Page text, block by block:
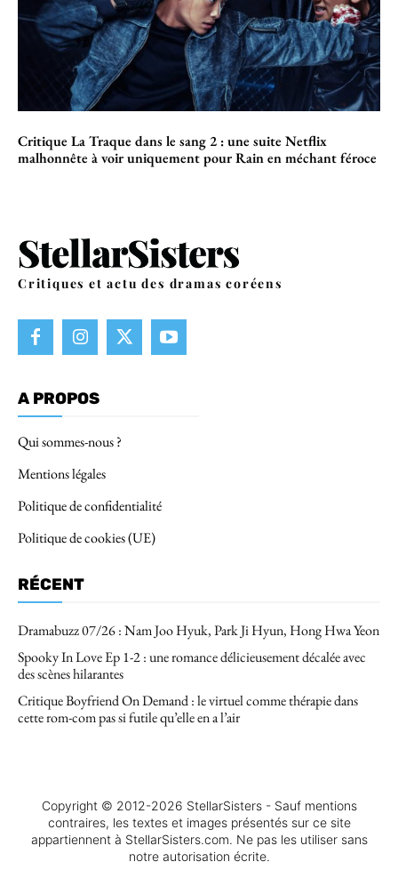
Critique La Traque dans le sang 2 : une suite Netflix
malhonnête à voir uniquement pour Rain en méchant féroce
Critiques et actu des dramas coréens
A PROPOS
Qui sommes-nous ?
Mentions légales
Politique de confidentialité
Politique de cookies (UE)
RÉCENT
Dramabuzz 07/26 : Nam Joo Hyuk, Park Ji Hyun, Hong Hwa Yeon
Spooky In Love Ep 1-2 : une romance délicieusement décalée avec
des scènes hilarantes
Critique Boyfriend On Demand : le virtuel comme thérapie dans
cette rom-com pas si futile qu’elle en a l’air
Copyright © 2012-2026 StellarSisters - Sauf mentions
contraires, les textes et images présentés sur ce site
appartiennent à StellarSisters.com. Ne pas les utiliser sans
notre autorisation écrite.